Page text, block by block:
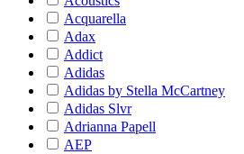
Acquarella
Adax
Addict
Adidas
Adidas by Stella McCartney
Adidas Slvr
Adrianna Papell
AEP